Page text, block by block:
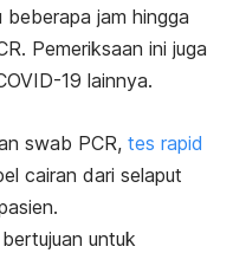
jam hingga
Pemeriksaan ini juga
19 lainnya.
swab PCR, tes rapid
cairan dari selaput
untuk